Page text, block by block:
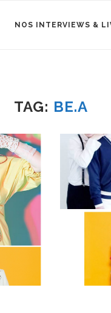
NOS INTERVIEWS &
TAG: BE.A